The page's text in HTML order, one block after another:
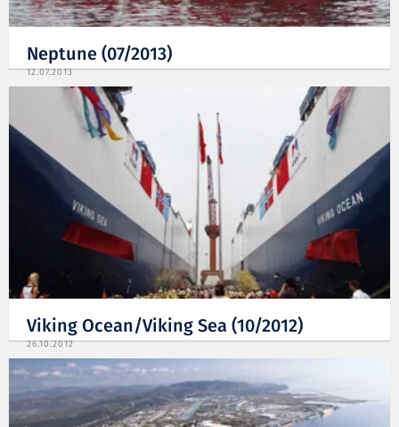
Neptune (07/2013)
12.07.2013
Viking Ocean/Viking Sea (10/2012)
26.10.2012